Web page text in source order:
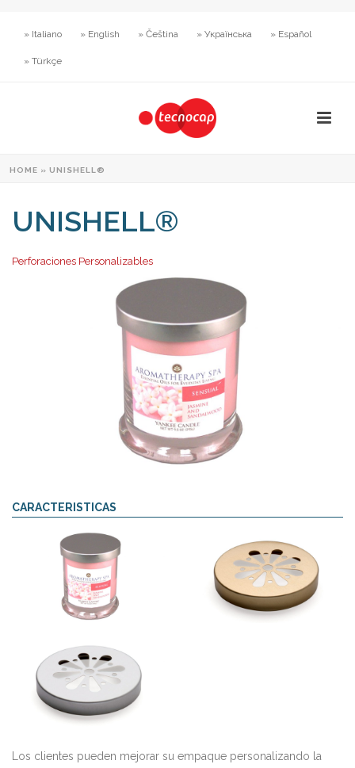
» Italiano » English » Čeština » Українська » Español
» Türkçe
HOME » UNISHELL®
UNISHELL®
Perforaciones Personalizables
CARACTERISTICAS
Los clientes pueden mejorar su empaque personalizando la